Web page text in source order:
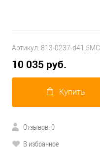
Артикул: 813-0237-d41,5MC
10 035 руб.
Купить
Отзывов: 0
В избранное